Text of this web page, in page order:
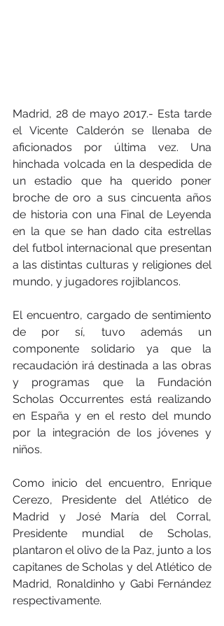
Madrid, 28 de mayo 2017.- Esta tarde
el Vicente Calderón se llenaba de
aficionados por última vez. Una
hinchada volcada en la despedida de
un estadio que ha querido poner
broche de oro a sus cincuenta años
de historia con una Final de Leyenda
en la que se han dado cita estrellas
del futbol internacional que presentan
a las distintas culturas y religiones del
mundo, y jugadores rojiblancos.
El encuentro, cargado de sentimiento
de por sí, tuvo además un
componente solidario ya que la
recaudación irá destinada a las obras
y programas que la Fundación
Scholas Occurrentes está realizando
en España y en el resto del mundo
por la integración de los jóvenes y
niños.
Como inicio del encuentro, Enrique
Cerezo, Presidente del Atlético de
Madrid y José María del Corral,
Presidente mundial de Scholas,
plantaron el olivo de la Paz, junto a los
capitanes de Scholas y del Atlético de
Madrid, Ronaldinho y Gabi Fernández
respectivamente.